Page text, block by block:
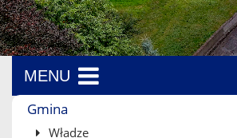
MENU
Menu boczne
Gmina
Władze